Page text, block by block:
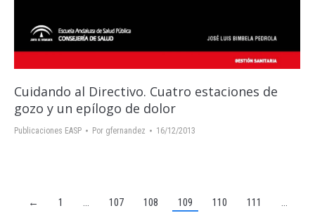
Cuidando al Directivo. Cuatro estaciones de
gozo y un epílogo de dolor
Publicaciones EASP Por gfernandez 16/12/2013
← 1 … 107 108 109 110 111
…